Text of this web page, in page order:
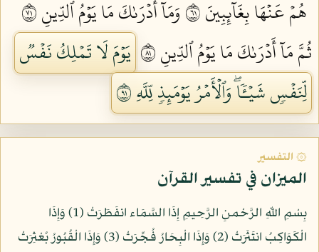
هُمۡ عَنۡهَا بِغَآئِبِينَ ١٦
وَمَآ أَدۡرَىٰكَ مَا يَوۡمُ ٱلدِّينِ ١٧
ثُمَّ مَآ أَدۡرَىٰكَ مَا يَوۡمُ ٱلدِّينِ ١٨
يَوۡمَ لَا تَمۡلِكُ نَفۡسٞ
لِّنَفۡسٖ شَيۡـٔٗاۖ وَٱلۡأَمۡرُ يَوۡمَئِذٖ لِّلَّهِ ١٩
۞ التفسير
الميزان في تفسير القرآن
بِسْمِ اللّهِ الرَّحْمنِ الرَّحِيمِ إِذَا السَّمَاء انفَطَرَتْ (1) وَإِذَا
الْكَوَاكِبُ انتَثَرَتْ (2) وَإِذَا الْبِحَارُ فُجِّرَتْ (3) وَإِذَا الْقُبُورُ بُعْثِرَتْ